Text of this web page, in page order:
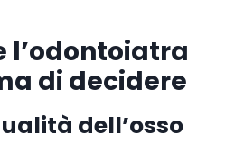
l’odontoiatra
di decidere
dell’osso